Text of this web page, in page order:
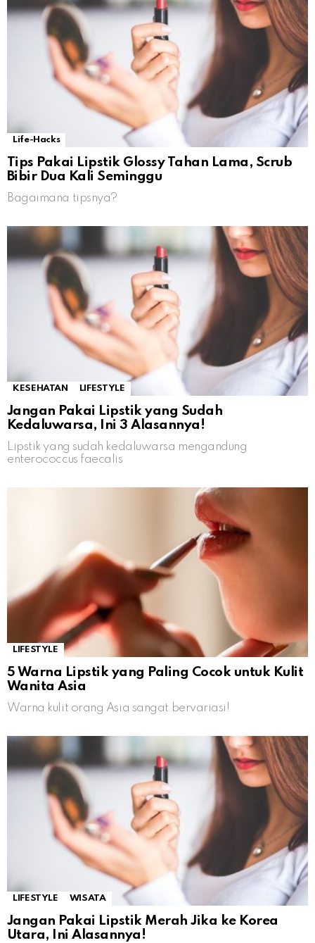
Life-Hacks
Tips Pakai Lipstik Glossy Tahan Lama, Scrub
Bibir Dua Kali Seminggu
Bagaimana tipsnya?
KESEHATAN LIFESTYLE
Jangan Pakai Lipstik yang Sudah
Kedaluwarsa, Ini 3 Alasannya!
Lipstik yang sudah kedaluwarsa mengandung
enterococcus faecalis
LIFESTYLE
5 Warna Lipstik yang Paling Cocok untuk Kulit
Wanita Asia
Warna kulit orang Asia sangat bervariasi!
LIFESTYLE WISATA
Jangan Pakai Lipstik Merah Jika ke Korea
Utara, Ini Alasannya!